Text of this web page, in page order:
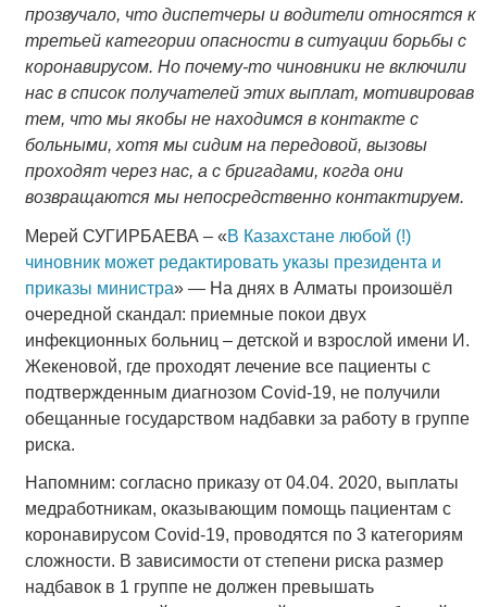
прозвучало, что диспетчеры и водители относятся к
третьей категории опасности в ситуации борьбы с
коронавирусом. Но почему-то чиновники не включили
нас в список получателей этих выплат, мотивировав
тем, что мы якобы не находимся в контакте с
больными, хотя мы сидим на передовой, вызовы
проходят через нас, а с бригадами, когда они
возвращаются мы непосредственно контактируем.
Мерей СУГИРБАЕВА – «В Казахстане любой (!)
чиновник может редактировать указы президента и
приказы министра» — На днях в Алматы произошёл
очередной скандал: приемные покои двух
инфекционных больниц – детской и взрослой имени И.
Жекеновой, где проходят лечение все пациенты с
подтвержденным диагнозом Covid-19, не получили
обещанные государством надбавки за работу в группе
риска.
Напомним: согласно приказу от 04.04. 2020, выплаты
медработникам, оказывающим помощь пациентам с
коронавирусом Covid-19, проводятся по 3 категориям
сложности. В зависимости от степени риска размер
надбавок в 1 группе не должен превышать